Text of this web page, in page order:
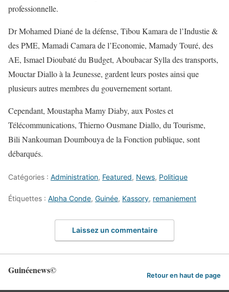
professionnelle.
Dr Mohamed Diané de la défense, Tibou Kamara de l’Industie &
des PME, Mamadi Camara de l’Economie, Mamady Touré, des
AE, Ismael Dioubaté du Budget, Aboubacar Sylla des transports,
Mouctar Diallo à la Jeunesse, gardent leurs postes ainsi que
plusieurs autres membres du gouvernement sortant.
Cependant, Moustapha Mamy Diaby, aux Postes et
Télécommunications, Thierno Ousmane Diallo, du Tourisme,
Bili Nankouman Doumbouya de la Fonction publique, sont
débarqués.
Catégories : Administration, Featured, News, Politique
Étiquettes : Alpha Conde, Guinée, Kassory, remaniement
Laissez un commentaire
Guinéenews© Retour en haut de page